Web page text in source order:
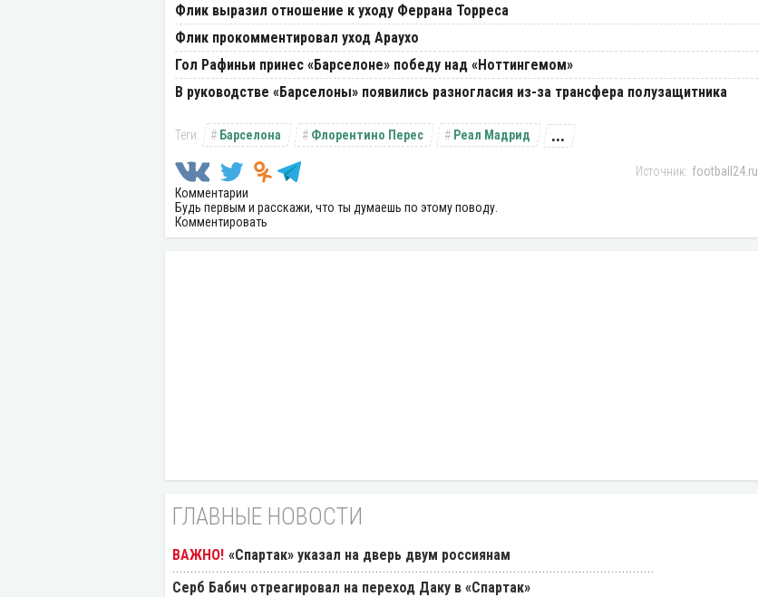
Флик выразил отношение к уходу Феррана Торреса
Флик прокомментировал уход Араухо
Гол Рафиньи принес «Барселоне» победу над «Ноттингемом»
В руководстве «Барселоны» появились разногласия из-за трансфера полузащитника
Барселона Флорентино Перес Реал Мадрид ...
football24.ru
Комментарии
Будь первым и расскажи, что ты думаешь по этому поводу.
Комментировать
ГЛАВНЫЕ НОВОСТИ
«Спартак» указал на дверь двум россиянам
Серб Бабич отреагировал на переход Даку в «Спартак»